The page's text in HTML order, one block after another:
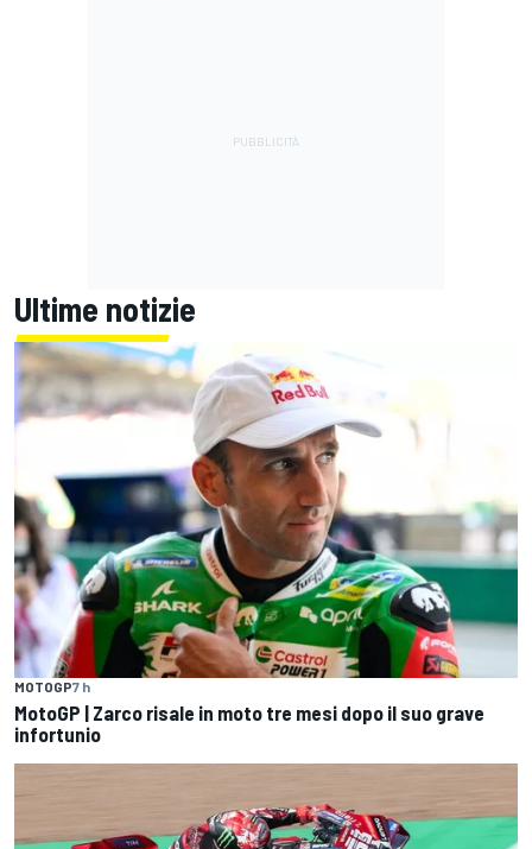
Ultime notizie
MOTOGP7 h
MotoGP | Zarco risale in moto tre mesi dopo il suo grave
infortunio